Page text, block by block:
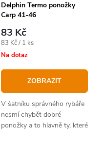
Delphin Termo ponožky
Carp 41-46
83 Kč
Měrná
cena:
83 Kč / 1 ks
Na dotaz
ZOBRAZIT
V šatníku správného rybáře
nesmí chybět dobré
ponožky a to hlavně ty, které
na sobě nesou design s